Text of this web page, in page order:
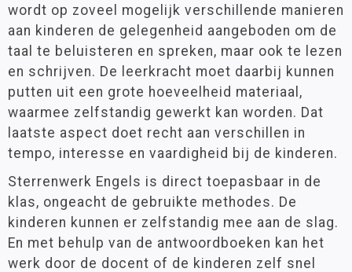
wordt op zoveel mogelijk verschillende manieren
aan kinderen de gelegenheid aangeboden om de
taal te beluisteren en spreken, maar ook te lezen
en schrijven. De leerkracht moet daarbij kunnen
putten uit een grote hoeveelheid materiaal,
waarmee zelfstandig gewerkt kan worden. Dat
laatste aspect doet recht aan verschillen in
tempo, interesse en vaardigheid bij de kinderen.
Sterrenwerk Engels is direct toepasbaar in de
klas, ongeacht de gebruikte methodes. De
kinderen kunnen er zelfstandig mee aan de slag.
En met behulp van de antwoordboeken kan het
werk door de docent of de kinderen zelf snel